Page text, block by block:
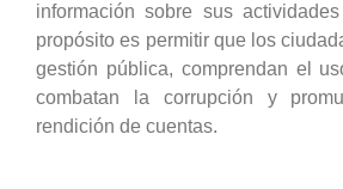
información sobre sus
propósito es permitir que los
gestión pública, comprendan el
combatan la corrupción y
rendición de cuentas.